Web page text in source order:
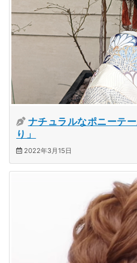
ナチュラルなポニーテ
り」
2022年3月15日